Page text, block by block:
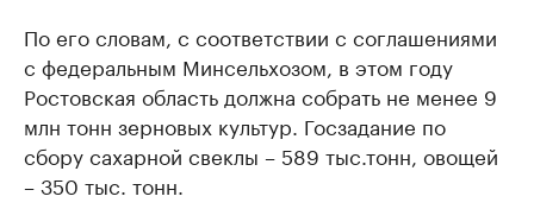
По его словам, с соответствии с соглашениями
с федеральным Минсельхозом, в этом году
Ростовская область должна собрать не менее 9
млн тонн зерновых культур. Госзадание по
сбору сахарной свеклы – 589 тыс.тонн, овощей
– 350 тыс. тонн.